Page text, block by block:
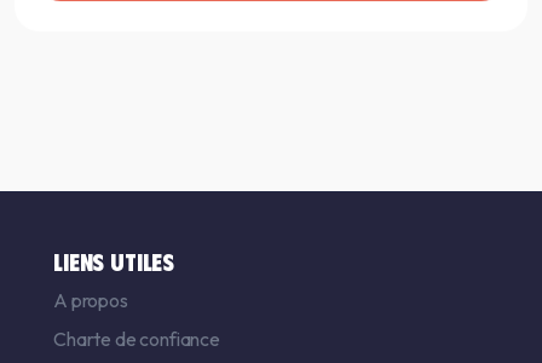
LIENS UTILES
A propos
Charte de confiance